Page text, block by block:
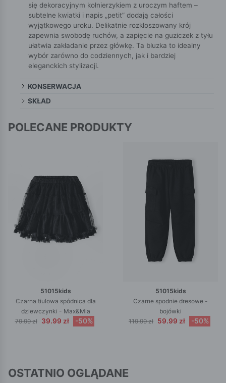
się dekoracyjnym kołnierzykiem z uroczym haftem –
subtelne kwiatki i napis „petit” dodają całości
wyjątkowego uroku. Delikatnie rozkloszowany krój
zapewnia swobodę ruchów, a zapięcie na guziczek z tyłu
ułatwia zakładanie przez główkę. Ta bluzka to idealny
wybór zarówno do codziennych, jak i bardziej
eleganckich stylizacji.
KONSERWACJA
SKŁAD
POLECANE PRODUKTY
51015kids
Czarna tiulowa spódnica dla
dziewczynki - Max&Mia
79.99 zł
39.99 zł -50%
51015kids
Czarne spodnie dresowe -
bojówki
119.99 zł 59.99 zł -50%
OSTATNIO OGLĄDANE